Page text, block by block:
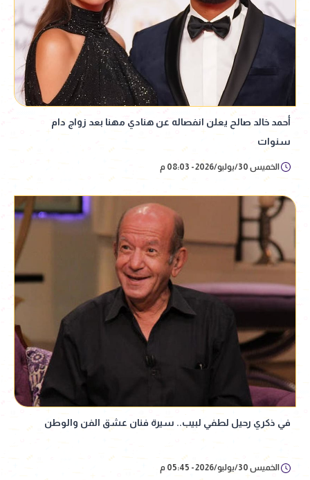
أحمد خالد صالح يعلن انفصاله عن هنادي مهنا بعد زواج دام
سنوات
الخميس 30/يوليو/2026 - 08:03 م
في ذكري رحيل لطفي لبيب.. سيرة فنان عشق الفن والوطن
الخميس 30/يوليو/2026 - 05:45 م